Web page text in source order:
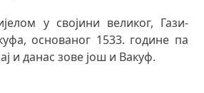
у својини великог, Гази-
основаног 1533. године па
и данас зове још и Вакуф.